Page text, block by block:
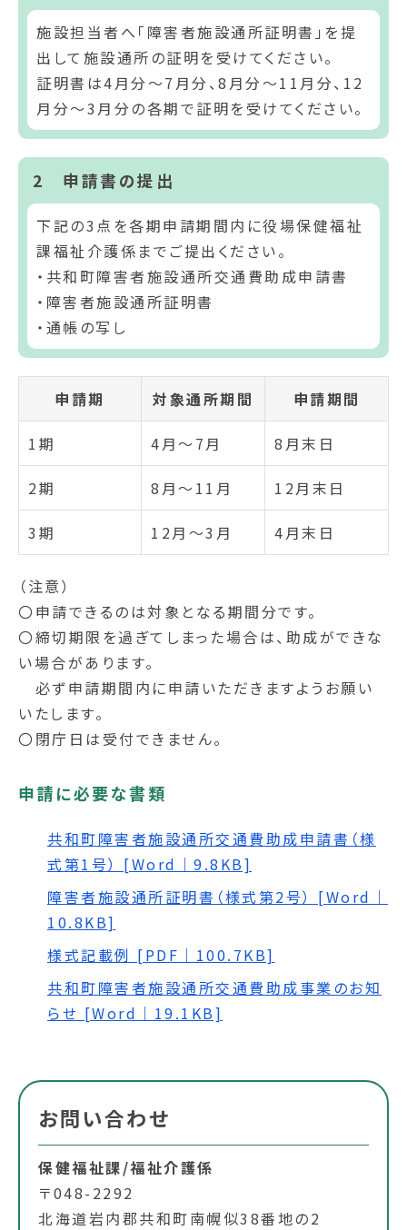
施設担当者へ「障害者施設通所証明書」を提
出して施設通所の証明を受けてください。
証明書は4月分～7月分、8月分～11月分、12
月分～3月分の各期で証明を受けてください。
2 申請書の提出
下記の3点を各期申請期間内に役場保健福祉
課福祉介護係までご提出ください。
・共和町障害者施設通所交通費助成申請書
・障害者施設通所証明書
・通帳の写し
申請期 対象通所期間 申請期間
1期 4月～7月 8月末日
2期 8月～11月 12月末日
3期 12月～3月 4月末日
（注意）
〇申請できるのは対象となる期間分です。
〇締切期限を過ぎてしまった場合は、助成ができな
い場合があります。
必ず申請期間内に申請いただきますようお願い
いたします。
〇閉庁日は受付できません。
申請に必要な書類
共和町障害者施設通所交通費助成申請書（様
式第1号） [Word｜9.8KB]
障害者施設通所証明書（様式第2号） [Word｜
10.8KB]
様式記載例 [PDF｜100.7KB]
共和町障害者施設通所交通費助成事業のお知
らせ [Word｜19.1KB]
お問い合わせ
保健福祉課/福祉介護係
〒048-2292
北海道岩内郡共和町南幌似38番地の2